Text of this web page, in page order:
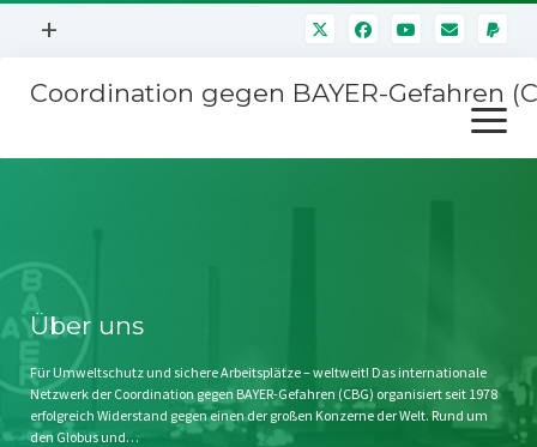
Menü
+
Mitmachen
Kontakt
Impressum
Störfälle
Coordination gegen BAYER-Gefahren
Menü
öffnen
Stichwort BAYER
Jahrestagung
SPENDEN
Über uns
Für Umweltschutz und sichere Arbeitsplätze – weltweit! Das internationale
Netzwerk der Coordination gegen BAYER-Gefahren (CBG) organisiert seit 1978
erfolgreich Widerstand gegen einen der großen Konzerne der Welt. Rund um
den Globus und…